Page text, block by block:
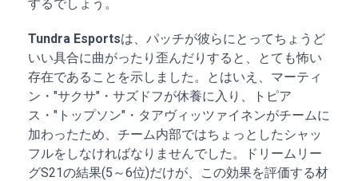
するでしょう。
Tundra Esportsは、パッチが彼らにとってちょうど
いい具合に曲がったり歪んだりすると、とても怖い
存在であることを示しました。とはいえ、マーティ
ン・"サクサ"・サズドフが休養に入り、トピア
ス・"トップソン"・タアヴィッツァイネンがチームに
加わったため、チーム内部ではちょっとしたシャッ
フルをしなければなりませんでした。ドリームリー
グS21の結果(5～6位)だけが、この効果を評価する材